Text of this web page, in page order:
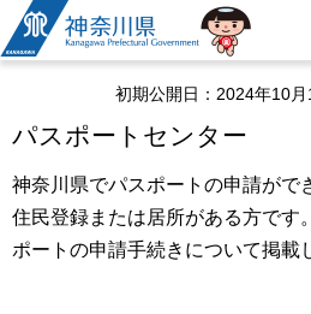
神奈川県
初期公開日：2024年10月
パスポートセンター
神奈川県でパスポートの申請がで
住民登録または居所がある方です
ポートの申請手続きについて掲載